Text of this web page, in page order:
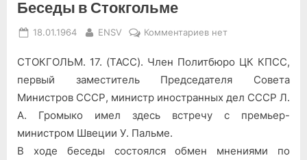
Беседы в Стокгольме
Posted
18.01.1964 By
ENSV Комментариевк
Беседы
в
Стокгольме
нет
СТОКГОЛЬМ. 17. (ТАСС). Член Политбюро ЦК КПСС,
первый заместитель Председателя Совета
Министров СССР, министр иностранных дел СССР Л.
А. Громыко имел здесь встречу с премьер-
министром Швеции У. Пальме.
В ходе беседы состоялся обмен мнениями по